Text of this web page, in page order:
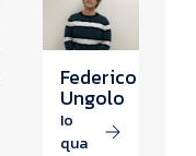
Federico
Ungolo
Io
qua